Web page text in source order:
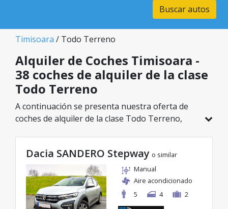
Buscar autos
Timisoara / Todo Terreno
Alquiler de Coches Timisoara -
38 coches de alquiler de la clase
Todo Terreno
A continuación se presenta nuestra oferta de
coches de alquiler de la clase Todo Terreno,
modelo ideal de la categoría seleccionada, con
tarifas excelentes desde solo 38€/día.
Dacia SANDERO Stepway o similar
Manual
Aire acondicionado
5
4 2